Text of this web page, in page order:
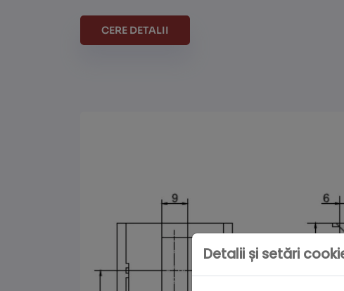
CERE DETALII
Detalii și setări